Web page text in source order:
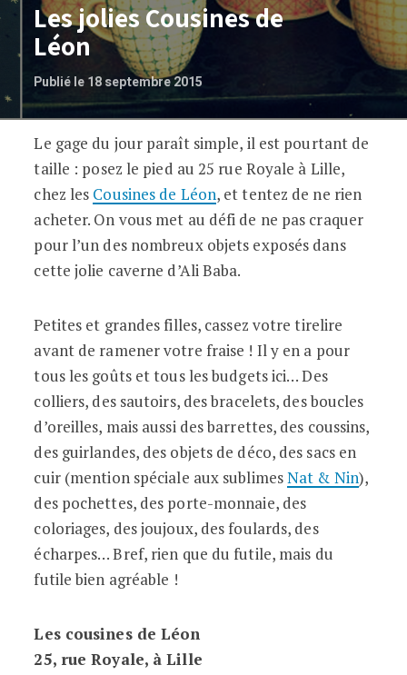
Les jolies Cousines de
Léon
Publié le 18 septembre 2015
Les jolies Cousines de Léon
Le gage du jour paraît simple, il est pourtant de
taille : posez le pied au 25 rue Royale à Lille,
chez les Cousines de Léon, et tentez de ne rien
acheter. On vous met au défi de ne pas craquer
pour l’un des nombreux objets exposés dans
cette jolie caverne d’Ali Baba.
Petites et grandes filles, cassez votre tirelire
avant de ramener votre fraise ! Il y en a pour
tous les goûts et tous les budgets ici… Des
colliers, des sautoirs, des bracelets, des boucles
d’oreilles, mais aussi des barrettes, des coussins,
des guirlandes, des objets de déco, des sacs en
cuir (mention spéciale aux sublimesNat & Nin),
des pochettes, des porte-monnaie, des
coloriages, des joujoux, des foulards, des
écharpes… Bref, rien que du futile, mais du
futile bien agréable !
Les cousines de Léon
25, rue Royale, à Lille